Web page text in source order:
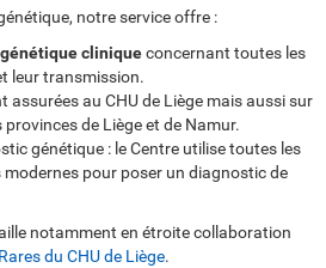
notre service offre :
cliniqueconcernant toutes les
leur transmission.
assurées au CHU de Liège mais aussi sur
provinces de Liège et de Namur.
génétique : le Centre utilise toutes les
pour poser un diagnostic de
notamment en étroite collaboration
du CHU de Liège.